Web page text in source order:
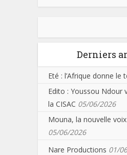
Derniers
Eté : l’Afrique donne le
Edito : Youssou Ndour
la CISAC 05/06/2026
Mouna, la nouvelle voix
05/06/2026
Nare Productions 01/